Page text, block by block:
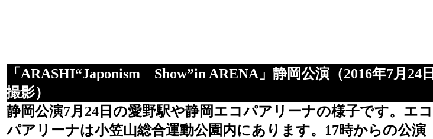
「ARASHI“Japonism Show”in ARENA」静岡公演（2016年7月24日
撮影）
静岡公演7月24日の愛野駅や静岡エコパアリーナの様子です。エコ
パアリーナは小笠山総合運動公園内にあります。17時からの公演